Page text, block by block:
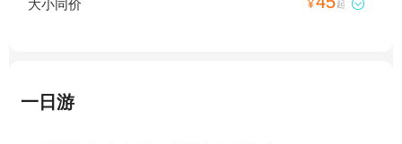
大小同价 ¥ 起 
一日游